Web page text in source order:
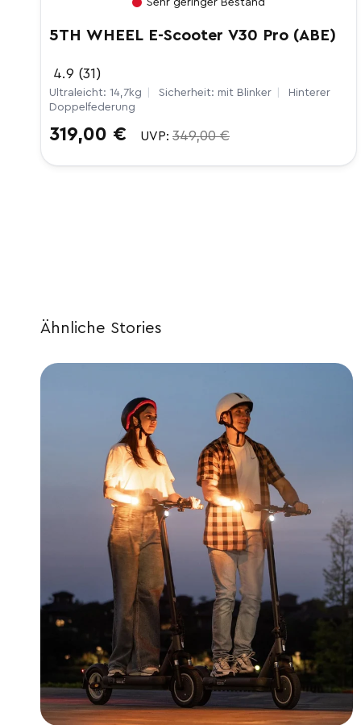
Sehr geringer Bestand
5TH WHEEL E-Scooter V30 Pro (ABE)
4.9 (31)
Ultraleicht: 14,7kg Sicherheit: mit Blinker
Hinterer
Doppelfederung
Verkaufspreis
319,00 €
Normaler
Preis
UVP: 349,00 €
Ähnliche Stories